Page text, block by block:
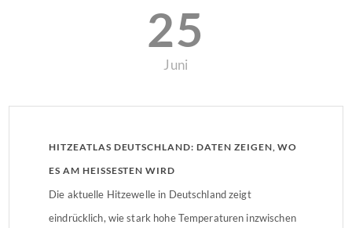
25
Juni
HITZEATLAS DEUTSCHLAND: DATEN ZEIGEN, WO
ES AM HEISSESTEN WIRD
Die aktuelle Hitzewelle in Deutschland zeigt
eindrücklich, wie stark hohe Temperaturen inzwischen